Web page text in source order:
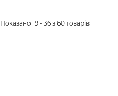
Показано 19 - 36 з 60 товарів